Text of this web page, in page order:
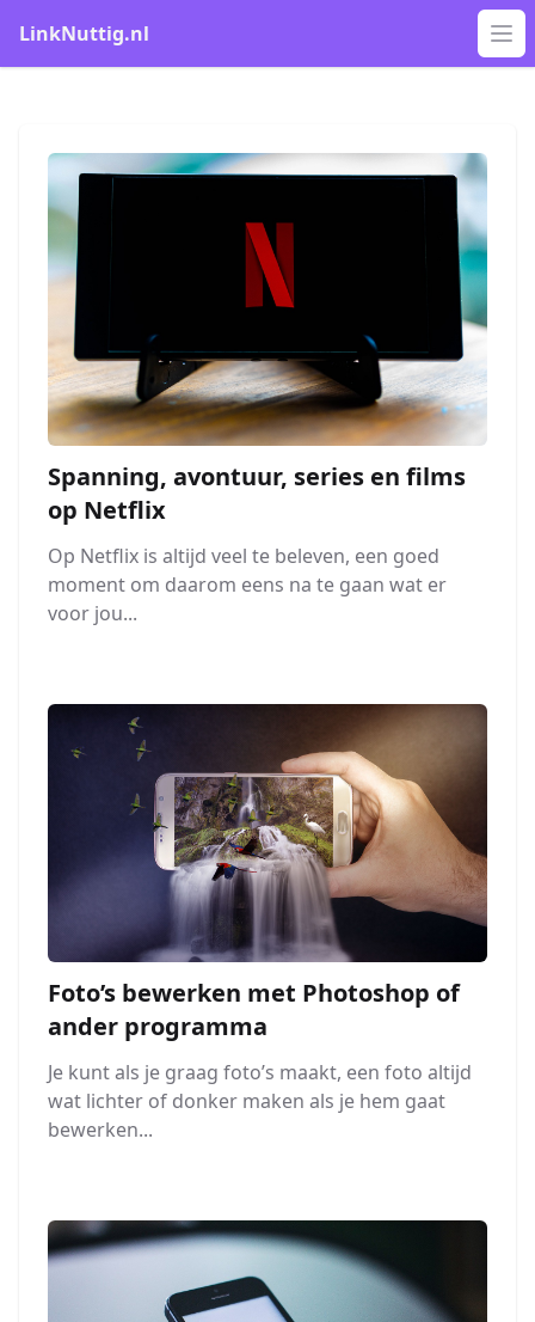
LinkNuttig.nl
Spanning, avontuur, series en films
op Netflix
Op Netflix is altijd veel te beleven, een goed
moment om daarom eens na te gaan wat er
voor jou...
Foto’s bewerken met Photoshop of
ander programma
Je kunt als je graag foto’s maakt, een foto altijd
wat lichter of donker maken als je hem gaat
bewerken...